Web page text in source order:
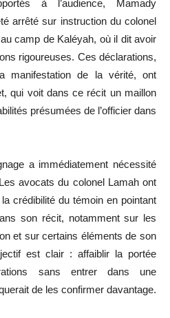
à l’audience, Mamady
arrêté sur instruction du colonel
camp de Kaléyah, où il dit avoir
rigoureuses. Ces déclarations,
manifestation de la vérité, ont
qui voit dans ce récit un maillon
présumées de l’officier dans
a immédiatement nécessité
avocats du colonel Lamah ont
crédibilité du témoin en pointant
son récit, notamment sur les
et sur certains éléments de son
est clair : affaiblir la portée
sans entrer dans une
de les confirmer davantage.